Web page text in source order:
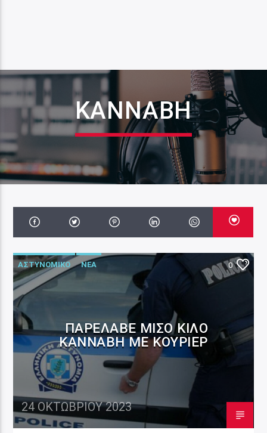
ΚΆΝΝΑΒΗ
ΑΣΤΥΝΟΜΙΚΟ ΝΕΑ 0
ΠΑΡΈΛΑΒΕ ΜΙΣΌ ΚΙΛΌ
ΚΆΝΝΑΒΗ ΜΕ ΚΟΎΡΙΕΡ
24 ΟΚΤΩΒΡΊΟΥ 2023